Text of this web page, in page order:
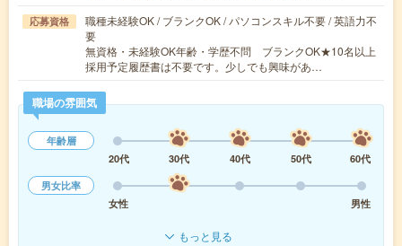
応募資格
職種未経験OK / ブランクOK / パソコンスキル不要 / 英語力不
要
無資格・未経験OK年齢・学歴不問 ブランクOK★10名以上
採用予定履歴書は不要です。少しでも興味があ…
職場の雰囲気
年齢層
20代
30代 40代 50代
60代
男女比率
女性
男性
もっと見る